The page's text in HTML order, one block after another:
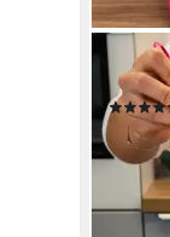
ab
lieferbar